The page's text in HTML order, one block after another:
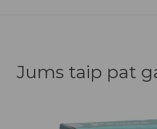
Jums taip pat